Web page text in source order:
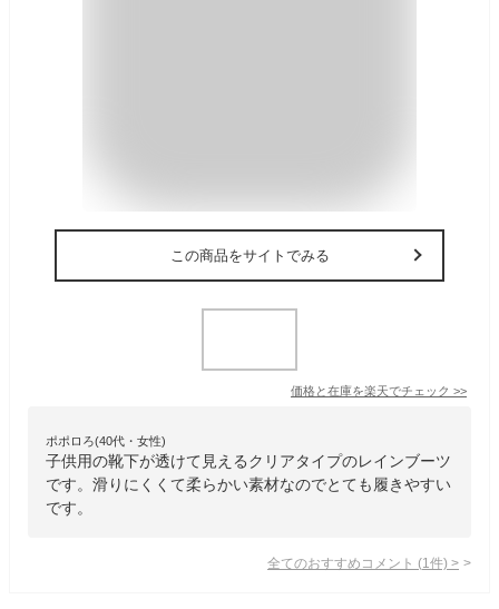
この商品をサイトでみる
価格と在庫を楽天でチェック >>
ポポロろ(40代・女性)
子供用の靴下が透けて見えるクリアタイプのレインブーツ
です。滑りにくくて柔らかい素材なのでとても履きやすい
です。
全てのおすすめコメント (1 件) >